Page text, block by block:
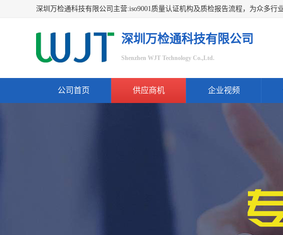
深圳万检通科技有限公司
Shenzhen WJT Technology Co.,Ltd.
公司首页 供应商机 企业视频